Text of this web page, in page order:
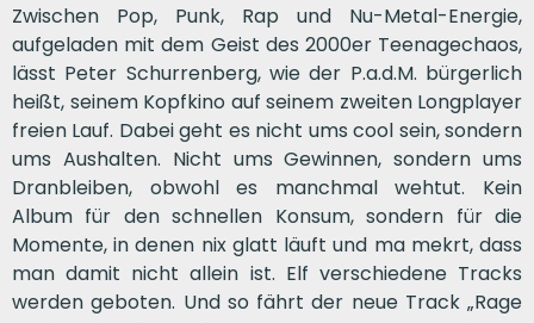
Zwischen Pop, Punk, Rap und Nu-Metal-Energie,
aufgeladen mit dem Geist des 2000er Teenagechaos,
lässt Peter Schurrenberg, wie der P.a.d.M. bürgerlich
heißt, seinem Kopfkino auf seinem zweiten Longplayer
freien Lauf. Dabei geht es nicht ums cool sein, sondern
ums Aushalten. Nicht ums Gewinnen, sondern ums
Dranbleiben, obwohl es manchmal wehtut. Kein
Album für den schnellen Konsum, sondern für die
Momente, in denen nix glatt läuft und ma mekrt, dass
man damit nicht allein ist. Elf verschiedene Tracks
werden geboten. Und so fährt der neue Track „Rage